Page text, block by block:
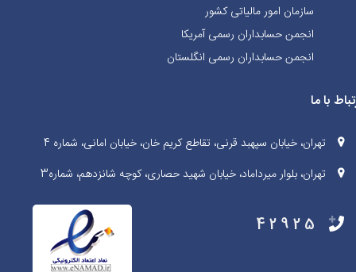
سازمان امور مالیاتی کشور
انجمن حسابداران رسمی آمریکا
انجمن حسابداران رسمی انگلستان
با ما
تهران، خیابان سپهبد قرنی، تقاطع کریم خان، خیابان امانی، شماره 4
تهران، بلوار میرداماد، خیابان شهید حصاری، کوچه شانزدهم، شماره3
42925